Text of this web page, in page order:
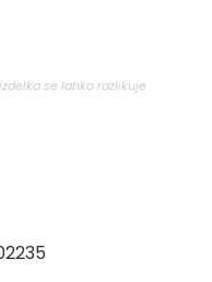
se lahko razlikuje